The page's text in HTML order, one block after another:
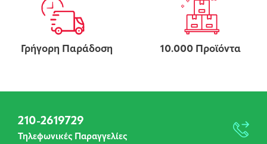
Γρήγορη Παράδοση 10.000 Προϊόντα
210-2619729
Τηλεφωνικές Παραγγελίες